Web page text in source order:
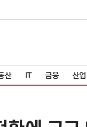
산 IT 금융 산업